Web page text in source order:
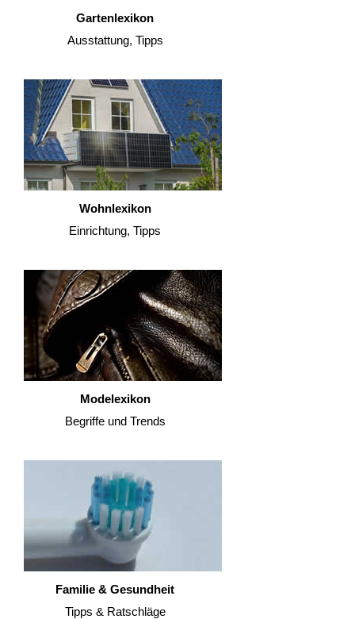
Gartenlexikon
Ausstattung, Tipps
Wohnlexikon
Einrichtung, Tipps
Modelexikon
Begriffe und Trends
Familie & Gesundheit
Tipps & Ratschläge